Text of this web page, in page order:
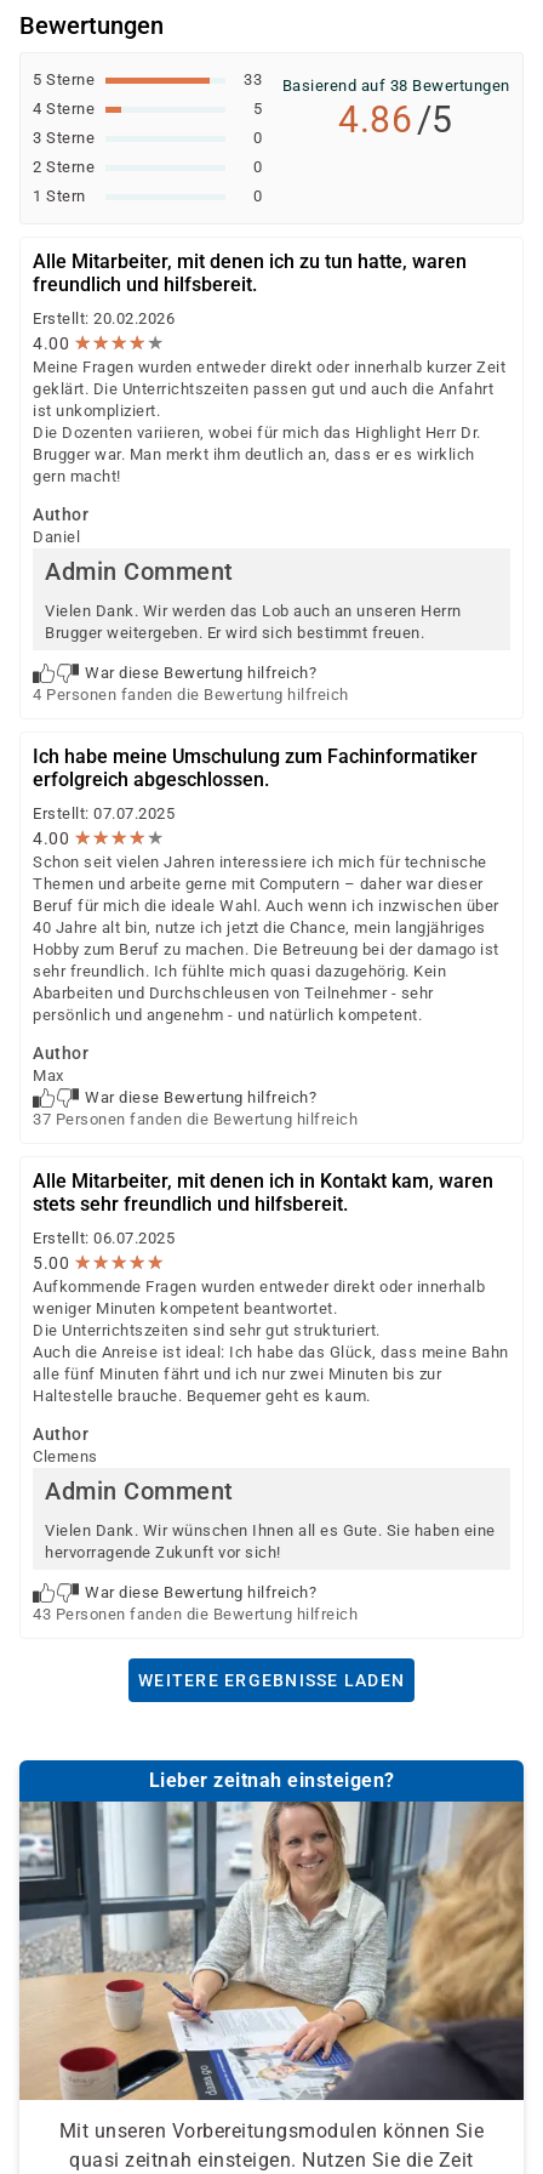
individuellen Prüfung Ihrer persönlichen
Voraussetzungen und Förderfähigkeit.
Bewertungen
5 Sterne
33
4 Sterne
5
3 Sterne
0
2 Sterne
0
1 Stern
0
Basierend auf 38 Bewertungen
4.86/5
Alle Mitarbeiter, mit denen ich zu tun hatte, waren
freundlich und hilfsbereit.
Erstellt: 20.02.2026
4.00 ★★★★★
★★★★★
Meine Fragen wurden entweder direkt oder innerhalb kurzer Zeit
geklärt. Die Unterrichtszeiten passen gut und auch die Anfahrt
ist unkompliziert.
Die Dozenten variieren, wobei für mich das Highlight Herr Dr.
Brugger war. Man merkt ihm deutlich an, dass er es wirklich
gern macht!
Author
Daniel
Admin Comment
Vielen Dank. Wir werden das Lob auch an unseren Herrn
Brugger weitergeben. Er wird sich bestimmt freuen.
War diese Bewertung hilfreich?
4 Personen fanden die Bewertung hilfreich
Ich habe meine Umschulung zum Fachinformatiker
erfolgreich abgeschlossen.
Erstellt: 07.07.2025
4.00 ★★★★★
★★★★★
Schon seit vielen Jahren interessiere ich mich für technische
Themen und arbeite gerne mit Computern – daher war dieser
Beruf für mich die ideale Wahl. Auch wenn ich inzwischen über
40 Jahre alt bin, nutze ich jetzt die Chance, mein langjähriges
Hobby zum Beruf zu machen. Die Betreuung bei der damago ist
sehr freundlich. Ich fühlte mich quasi dazugehörig. Kein
Abarbeiten und Durchschleusen von Teilnehmer - sehr
persönlich und angenehm - und natürlich kompetent.
Author
Max
War diese Bewertung hilfreich?
37 Personen fanden die Bewertung hilfreich
Alle Mitarbeiter, mit denen ich in Kontakt kam, waren
stets sehr freundlich und hilfsbereit.
Erstellt: 06.07.2025
5.00 ★★★★★
★★★★★
Aufkommende Fragen wurden entweder direkt oder innerhalb
weniger Minuten kompetent beantwortet.
Die Unterrichtszeiten sind sehr gut strukturiert.
Auch die Anreise ist ideal: Ich habe das Glück, dass meine Bahn
alle fünf Minuten fährt und ich nur zwei Minuten bis zur
Haltestelle brauche. Bequemer geht es kaum.
Author
Clemens
Admin Comment
Vielen Dank. Wir wünschen Ihnen all es Gute. Sie haben eine
hervorragende Zukunft vor sich!
War diese Bewertung hilfreich?
43 Personen fanden die Bewertung hilfreich
WEITERE ERGEBNISSE LADEN
Lieber zeitnah einsteigen?
Mit unseren Vorbereitungsmodulen können Sie
quasi zeitnah einsteigen. Nutzen Sie die Zeit